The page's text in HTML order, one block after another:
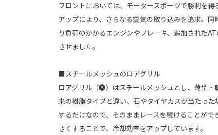
フロントにおいては、モータースポーツで勝利を
アップにより、さらなる空気の取り込みを追求。
り負荷のかかるエンジンやブレーキ、追加された
させました。
■スチールメッシュのロアグリル
ロアグリル（🅐）はスチールメッシュとし、薄型・
来の樹脂タイプと違い、石やタイヤカスが当たっ
するだけなので、そのままレースを続けることが
きくすることで、冷却効率をアップしています。